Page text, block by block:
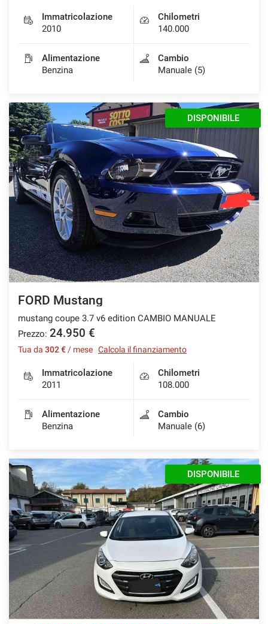
Immatricolazione
2010
Chilometri
140.000
Alimentazione
Benzina
Cambio
Manuale (5)
DISPONIBILE
FORD Mustang
mustang coupe 3.7 v6 edition CAMBIO MANUALE
Prezzo: 24.950 €
Tua da 302 € / mese Calcola il finanziamento
Immatricolazione
2011
Chilometri
108.000
Alimentazione
Benzina
Cambio
Manuale (6)
DISPONIBILE